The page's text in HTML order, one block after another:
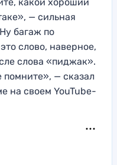
какой хороший
— сильная
багаж по
слово, наверное,
слова «пиджак».
— сказал
на своем YouTube-